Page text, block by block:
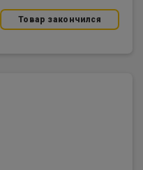
Товар закончился